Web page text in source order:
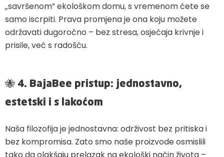
„savršenom” ekološkom domu, s vremenom ćete se
samo iscrpiti. Prava promjena je ona koju možete
održavati dugoročno – bez stresa, osjećaja krivnje i
prisile, već s radošću.
🐝 4. BajaBee pristup: jednostavno,
estetski i s lakoćom
Naša filozofija je jednostavna: održivost bez pritiska i
bez kompromisa. Zato smo naše proizvode osmislili